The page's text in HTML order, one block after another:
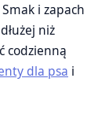
i zapach
niż
codzienną
dla psa i